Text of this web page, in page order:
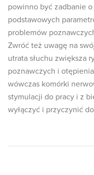
powinno być zadbanie
podstawowych
problemów
Zwróć też uwagę na
utrata słuchu zwiększa
poznawczych i
wówczas komórki
stymulacji do pracy i z
wyłączyć i przyczynić